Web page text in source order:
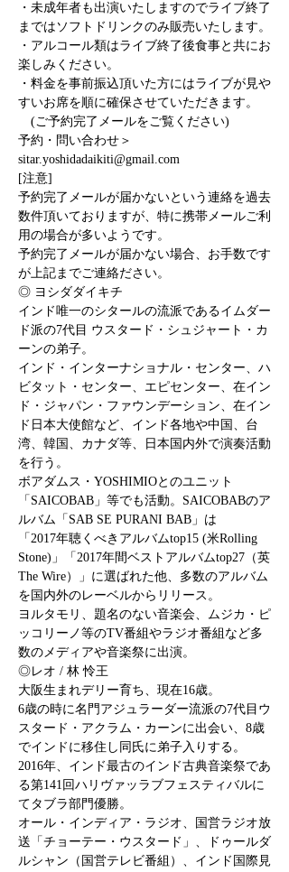
・未成年者も出演いたしますのでライブ終了
まではソフトドリンクのみ販売いたします。
・アルコール類はライブ終了後食事と共にお
楽しみください。
・料金を事前振込頂いた方にはライブが見や
すいお席を順に確保させていただきます。
(ご予約完了メールをご覧ください)
予約・問い合わせ＞
sitar.yoshidadaikiti@gmail.com
[注意]
予約完了メールが届かないという連絡を過去
数件頂いておりますが、特に携帯メールご利
用の場合が多いようです。
予約完了メールが届かない場合、お手数です
が上記までご連絡ださい。
◎ ヨシダダイキチ
インド唯一のシタールの流派であるイムダー
ド派の7代目 ウスタード・シュジャート・カ
ーンの弟子。
インド・インターナショナル・センター、ハ
ビタット・センター、エピセンター、在イン
ド・ジャパン・ファウンデーション、在イン
ド日本大使館など、インド各地や中国、台
湾、韓国、カナダ等、日本国内外で演奏活動
を行う。
ボアダムス・YOSHIMIOとのユニット
「SAICOBAB」等でも活動。SAICOBABのア
ルバム「SAB SE PURANI BAB」は
「2017年聴くべきアルバムtop15 (米Rolling
Stone)」「2017年間ベストアルバムtop27（英
The Wire）」に選ばれた他、多数のアルバム
を国内外のレーベルからリリース。
ヨルタモリ、題名のない音楽会、ムジカ・ピ
ッコリーノ等のTV番組やラジオ番組など多
数のメディアや音楽祭に出演。
◎レオ / 林 怜王
6歳の時に名門アジュラーダー流派の7代目ウ
スタード・アクラム・カーンに出会い、8歳
でインドに移住し同氏に弟子入りする。
2016年、インド最古のインド古典音楽祭であ
る第141回ハリヴァッラブフェスティバルに
てタブラ部門優勝。
オール・インディア・ラジオ、国営ラジオ放
送「チョーテー・ウスタード」、ドゥールダ
ルシャン（国営テレビ番組）、インド国際見